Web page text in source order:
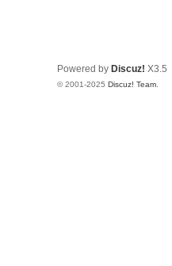
Powered by Discuz! X3.5
© 2001-2025 Discuz! Team